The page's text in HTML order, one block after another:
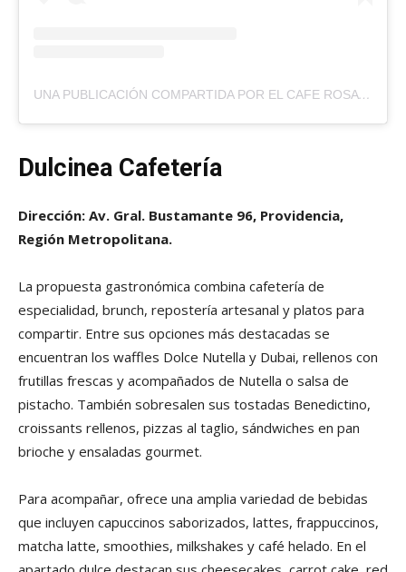
UNA PUBLICACIÓN COMPARTIDA POR EL CAFE ROSA (@ELCAFEROSACHILE)
Dulcinea Cafetería
Dirección: Av. Gral. Bustamante 96, Providencia,
Región Metropolitana.
La propuesta gastronómica combina cafetería de
especialidad, brunch, repostería artesanal y platos para
compartir. Entre sus opciones más destacadas se
encuentran los waffles Dolce Nutella y Dubai, rellenos con
frutillas frescas y acompañados de Nutella o salsa de
pistacho. También sobresalen sus tostadas Benedictino,
croissants rellenos, pizzas al taglio, sándwiches en pan
brioche y ensaladas gourmet.
Para acompañar, ofrece una amplia variedad de bebidas
que incluyen capuccinos saborizados, lattes, frappuccinos,
matcha latte, smoothies, milkshakes y café helado. En el